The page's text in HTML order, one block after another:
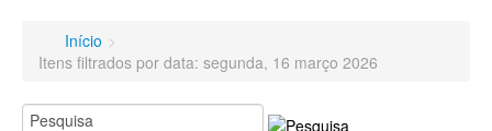
Início >
Itens filtrados por data: segunda, 16 março 2026